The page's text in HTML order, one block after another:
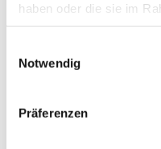
haben oder die sie im
gesammelt haben.
Notwendig
Präferenzen
DAS